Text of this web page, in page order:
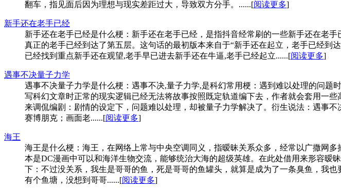
翻车，指见面后因为理想与现实差距过大，导致双方分手。......[阅读更多]
新手还在老手已经
新手还在老手已经是什么梗：新手还在老手已经，是指抖音经常刷的一些新手还在老
真正的老手已经到达了第五层。这句话的最初版本来自于“新手还在起立，老手已经
已经找到重点新手还在观望,老手早已进去新手还在牛逼,老手已经起立......[阅读更多]
遇事不决量子力学
遇事不决量子力学是什么梗：遇事不决,量子力学,是科幻常用梗：遇到难以处理的问
写科幻文章时正常的现实逻辑已经无法将故事按照既定轨道编下去，作者就会套用一
来调侃编剧：剧情的设定下，问题难以处理，却被量子力学解决了。衍生说法：遇事
赛博朋克；画面老......[阅读更多]
海王
海王是什么梗：海王，在网络上常与中央空调同义，指暧昧关系众多，经常以广撒网
本是DC漫画中可以和海洋生物交流，能够统治大海的超级英雄。在此处借用来形容
下：不过没关系，我生是哥哥的鱼，死是哥哥的鱼罐头，就算是成为了一条臭鱼，我
有个鱼塘，没想到哥哥......[阅读更多]